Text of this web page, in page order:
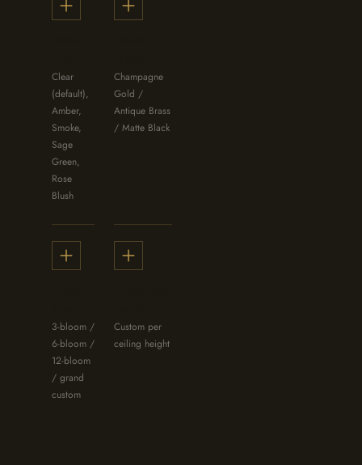
Clear
(default),
Amber,
Smoke,
Sage
Green,
Rose
Blush
Champagne
Gold /
Antique Brass
/ Matte Black
3-bloom /
6-bloom /
12-bloom
/ grand
custom
Custom per
ceiling height